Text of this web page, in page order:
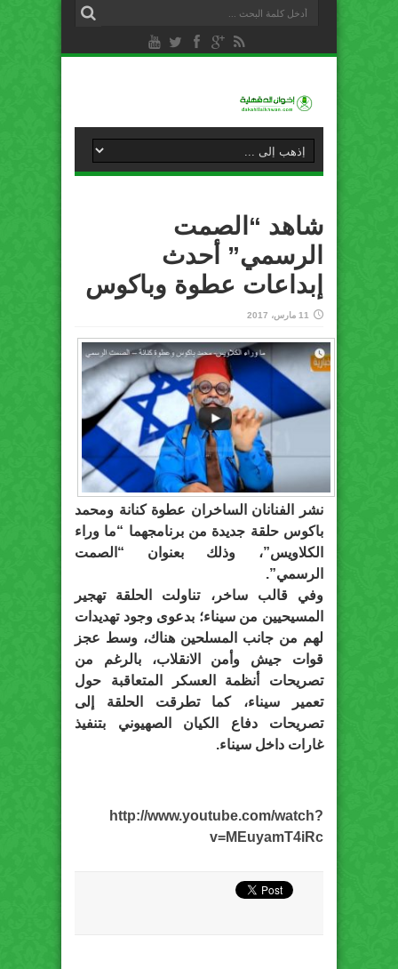
شاهد “الصمت
الرسمي” أحدث
إبداعات عطوة وباكوس
11 مارس، 2017
نشر الفنانان الساخران عطوة كنانة ومحمد
باكوس حلقة جديدة من برنامجهما “ما وراء
الكلاويس”، وذلك بعنوان “الصمت
الرسمي”.
وفي قالب ساخر، تناولت الحلقة تهجير
المسيحيين من سيناء؛ بدعوى وجود تهديدات
لهم من جانب المسلحين هناك، وسط عجز
قوات جيش وأمن الانقلاب، بالرغم من
تصريحات أنظمة العسكر المتعاقبة حول
تعمير سيناء، كما تطرقت الحلقة إلى
تصريحات دفاع الكيان الصهيوني بتنفيذ
غارات داخل سيناء.
http://www.youtube.com/watch?
v=MEuyamT4iRc